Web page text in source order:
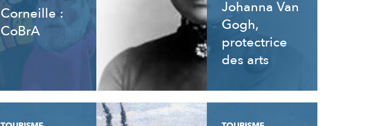
Corneille :
CoBrA
Johanna Van
Gogh,
protectrice
des arts